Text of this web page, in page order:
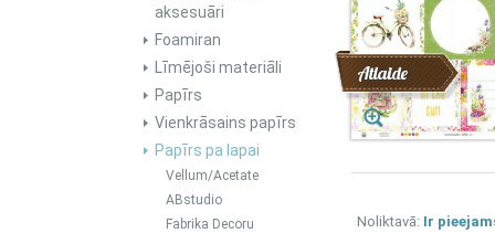
aksesuāri
Foamiran
Līmējoši materiāli
Papīrs
Vienkrāsains papīrs
Papīrs pa lapai
Vellum/Acetate
ABstudio
Fabrika Decoru
Atlaide
Noliktavā: Ir